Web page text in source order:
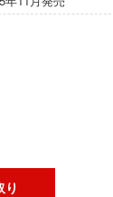
り